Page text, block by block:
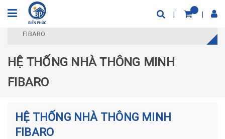
Trang chủ
FIBARO
HỆ THỐNG NHÀ THÔNG MINH
FIBARO
HỆ THỐNG NHÀ THÔNG MINH
FIBARO